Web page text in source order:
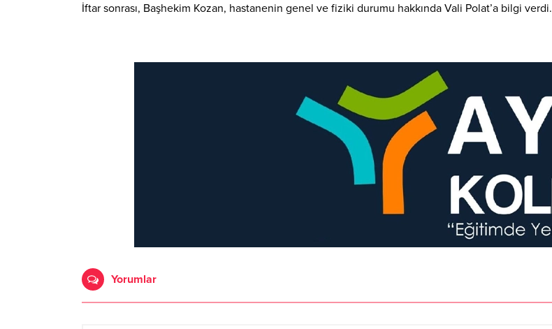
İftar sonrası, Başhekim Kozan, hastanenin genel ve fiziki durumu hakkında Vali Polat’a bilgi verdi.
Yorumlar